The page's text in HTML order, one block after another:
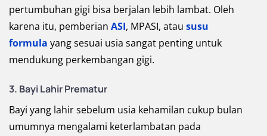
pertumbuhan gigi bisa berjalan lebih lambat. Oleh
karena itu, pemberian ASI, MPASI, atau susu
formula yang sesuai usia sangat penting untuk
mendukung perkembangan gigi.
3. Bayi Lahir Prematur
Bayi yang lahir sebelum usia kehamilan cukup bulan
umumnya mengalami keterlambatan pada